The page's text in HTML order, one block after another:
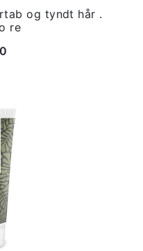
og tyndt hår .
re